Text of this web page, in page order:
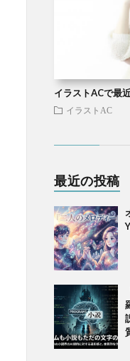
イラストACで最
イラストAC
最近の投稿